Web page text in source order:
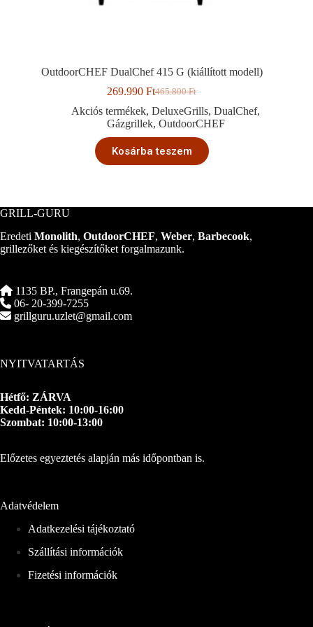
OutdoorCHEF DualChef 415 G (kiállított modell)
465.800Ft
Original
price
was:
465.800 Ft.
269.990FtCurrent
price
is:
269.990 Ft.
Akciós termékek,DeluxeGrills,DualChef,
Gázgrillek, OutdoorCHEF
Kosárba teszem
GRILL-GURU
Eredeti Monolith, OutdoorCHEF, Weber, Barbecook,
grillezőket és kiegészítőket forgalmazunk.
1135 BP., Frangepán u.69.
06- 20-399-7255
grillguru.uzlet@gmail.com
NYITVATARTÁS
Hétfő: ZÁRVA
Kedd-Péntek: 10:00-16:00
Szombat: 10:00-13:00
Előzetes egyeztetés alapján más időpontban is.
Adatvédelem
Adatkezelési tájékoztató
Szállítási információk
Fizetési információk